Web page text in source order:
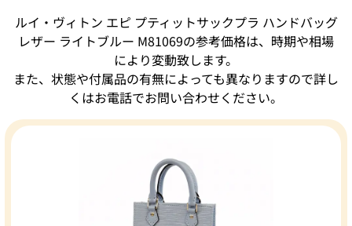
ルイ・ヴィトン エピ プティットサックプラ ハンドバッグ
レザー ライトブルー M81069の参考価格は、時期や相場
により変動致します。
また、状態や付属品の有無によっても異なりますので詳し
くはお電話でお問い合わせください。